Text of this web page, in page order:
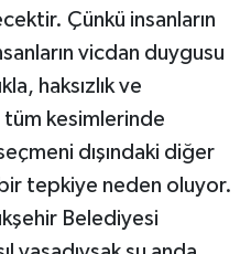
Çünkü insanların
vicdan duygusu
haksızlık ve
tüm kesimlerinde
dışındaki diğer
tepkiye neden oluyor.
Belediyesi